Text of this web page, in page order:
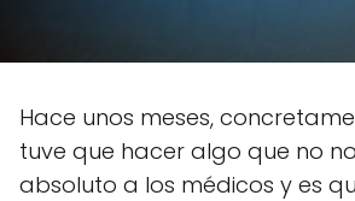
Hace unos meses,
tuve que hacer algo que no
absoluto a los médicos y es